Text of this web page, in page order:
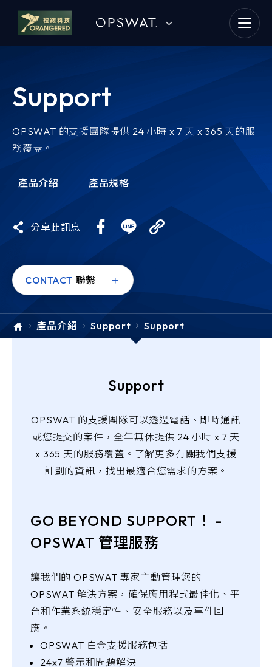
TeamT5 杜浦數位安全
QSAN 廣盛科技
SSH Communications
e-SOFT
ARMIS
Support
OPSWAT 的支援團隊提供 24 小時 x 7 天 x 365 天的服
務覆蓋。
產品介紹 產品規格
分享此訊息
CONTACT 聯繫
產品介紹 Support Support
Support
OPSWAT 的支援團隊可以透過電話、即時通訊
或您提交的案件，全年無休提供 24 小時 x 7 天
x 365 天的服務覆蓋。了解更多有關我們支援
計劃的資訊，找出最適合您需求的方案。
GO BEYOND SUPPORT！ -
OPSWAT 管理服務
讓我們的 OPSWAT 專家主動管理您的
OPSWAT 解決方案，確保應用程式最佳化、平
台和作業系統穩定性、安全服務以及事件回
應。
OPSWAT 白金支援服務包括
24x7 警示和問題解決